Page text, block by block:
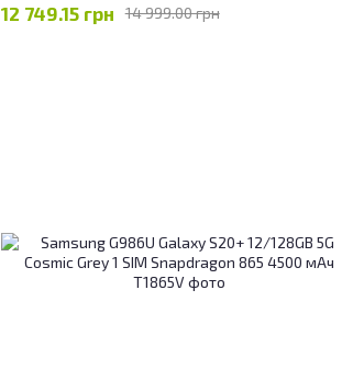
14 999.00 грн
12 749.15 грн